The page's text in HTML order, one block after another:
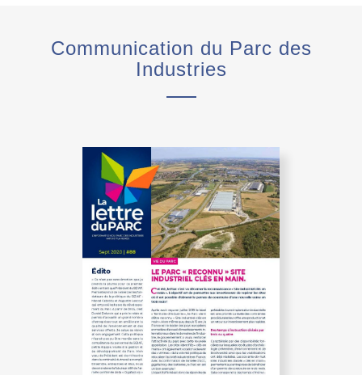
Communication du Parc des
Industries